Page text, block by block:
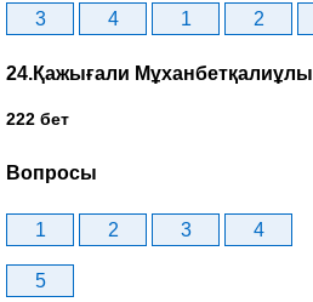
3
4 1 2
24.Қажығали Мұханбетқалиұлы
222 бет
Вопросы
1 2 3 4
5